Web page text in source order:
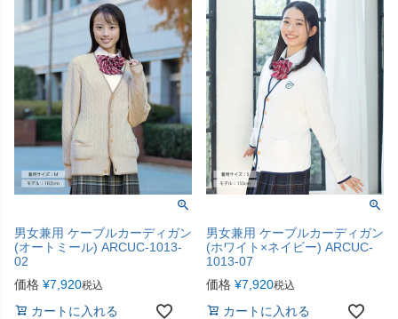
男女兼用 ケーブルカーディガン
(オートミール) ARCUC-1013-
02
価格 ¥7,920税込
カートに入れる
男女兼用 ケーブルカーディガン
(ホワイト×ネイビー) ARCUC-
1013-07
価格 ¥7,920税込
カートに入れる